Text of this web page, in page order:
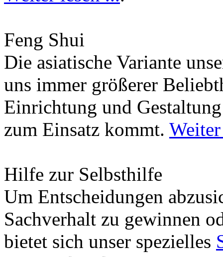
Feng Shui
Die asiatische Variante
uns immer größerer
Einrichtung und
zum Einsatz kommt.
Hilfe zur Selbsthilfe
Um Entscheidungen
Sachverhalt zu gewinnen
bietet sich unser spezielles